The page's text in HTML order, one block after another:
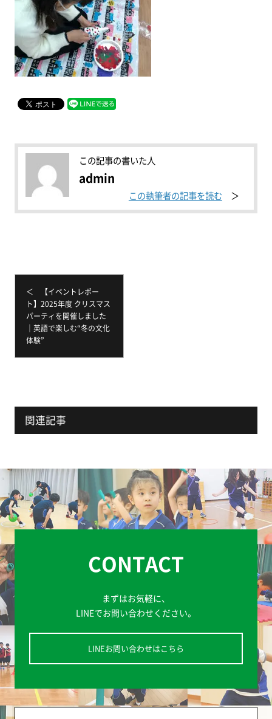
この記事の書いた人
admin
この執筆者の記事を読む
＜ 【イベントレポー
ト】2025年度 クリスマス
パーティを開催しました
｜英語で楽しむ“冬の文化
体験”
関連記事
CONTACT
まずはお気軽に、
LINEでお問い合わせください。
LINEお問い合わせはこちら